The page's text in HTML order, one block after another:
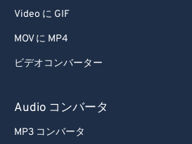
Video に GIF
MOV に MP4
ビデオコンバーター
Audio コンバータ
MP3 コンバータ